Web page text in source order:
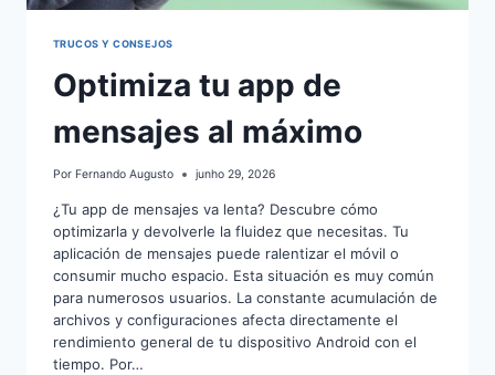
TRUCOS Y CONSEJOS
Optimiza tu app de
mensajes al máximo
Por Fernando Augusto junho 29, 2026
¿Tu app de mensajes va lenta? Descubre cómo
optimizarla y devolverle la fluidez que necesitas. Tu
aplicación de mensajes puede ralentizar el móvil o
consumir mucho espacio. Esta situación es muy común
para numerosos usuarios. La constante acumulación de
archivos y configuraciones afecta directamente el
rendimiento general de tu dispositivo Android con el
tiempo. Por…